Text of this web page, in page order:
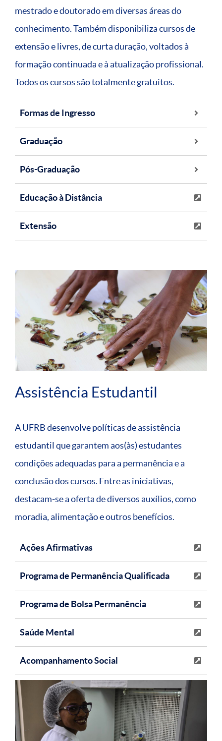
mestrado e doutorado em diversas áreas do
conhecimento. Também disponibiliza cursos de
extensão e livres, de curta duração, voltados à
formação continuada e à atualização profissional.
Todos os cursos são totalmente gratuitos.
Formas de Ingresso
Graduação
Pós-Graduação
Educação à Distância
Extensão
Assistência Estudantil
A UFRB desenvolve políticas de assistência
estudantil que garantem aos(às) estudantes
condições adequadas para a permanência e a
conclusão dos cursos. Entre as iniciativas,
destacam-se a oferta de diversos auxílios, como
moradia, alimentação e outros benefícios.
Ações Afirmativas
Programa de Permanência Qualificada
Programa de Bolsa Permanência
Saúde Mental
Acompanhamento Social